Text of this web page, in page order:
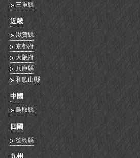
三重縣
近畿
滋賀縣
京都府
大阪府
兵庫縣
和歌山縣
中國
鳥取縣
四國
德島縣